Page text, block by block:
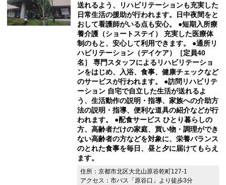
送れるよう、リハビリテーションも充実した
日常生活の援助が行われます。日中夜間をと
おして看護師がいる点も安心。 ●短期入所療
養介護（ショートステイ） 充実した医療体
制のもと、安心して利用できます。 ●通所リ
ハビリテーション（デイケア）［定員40
名］ 専門スタッフによるリハビリテーショ
ンをはじめ、入浴、食事、健康チェックなど
のサービスが行われます。 ●訪問リハビリテ
ーション 自宅で自立した生活が送れるよ
う、生活動作の説明・指導、家族への介助方
法の説明・指導、便利な道具の紹介などが行
われます。 ●配食サービス ひとり暮らしの
方、高齢者だけの家庭、買い物・調理ができ
ない高齢者の方などを対象に、栄養バランス
のとれた食事を毎日、昼と夕に届けてもらえ
ます。
住所：京都市北区大北山原谷乾町127-1
アクセス：市バス「原谷口」より徒歩3分